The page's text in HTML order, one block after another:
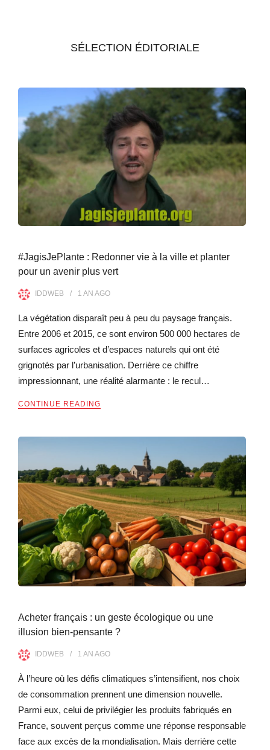
SÉLECTION ÉDITORIALE
#JagisJePlante : Redonner vie à la ville et planter
pour un avenir plus vert
IDDWEB 1 AN AGO
La végétation disparaît peu à peu du paysage français.
Entre 2006 et 2015, ce sont environ 500 000 hectares de
surfaces agricoles et d’espaces naturels qui ont été
grignotés par l’urbanisation. Derrière ce chiffre
impressionnant, une réalité alarmante : le recul…
CONTINUE READING
Acheter français : un geste écologique ou une
illusion bien-pensante ?
IDDWEB 1 AN AGO
À l’heure où les défis climatiques s’intensifient, nos choix
de consommation prennent une dimension nouvelle.
Parmi eux, celui de privilégier les produits fabriqués en
France, souvent perçus comme une réponse responsable
face aux excès de la mondialisation. Mais derrière cette